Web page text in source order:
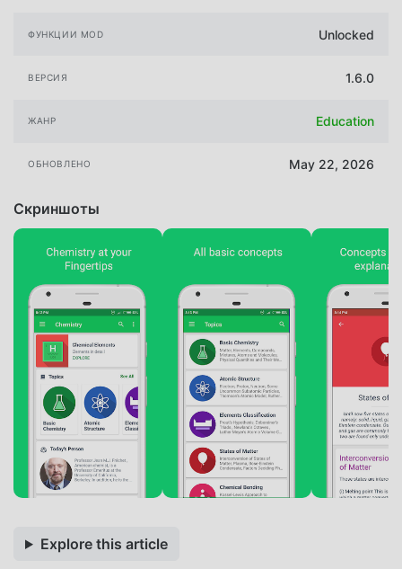
ФУНКЦИИ MOD Unlocked
ВЕРСИЯ 1.6.0
ЖАНР Education
ОБНОВЛЕНО May 22, 2026
Скриншоты
Explore this article